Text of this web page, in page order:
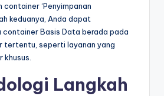
container ‘Penyimpanan
keduanya, Anda dapat
container Basis Data berada pada
tertentu, seperti layanan yang
Langkah